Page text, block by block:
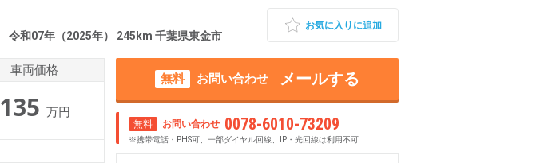
令和07年（2025年） 245km 千葉県東金市
お気に入りに追加
車両価格
135 万円
無料 お問い合わせ メールする
無料 お問い合わせ 0078-6010-73209
※携帯電話・PHS可、一部ダイヤル回線、IP・光回線は利用不可